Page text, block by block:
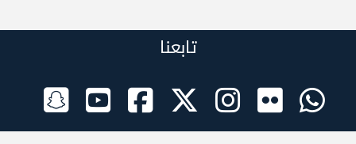
تابعنا